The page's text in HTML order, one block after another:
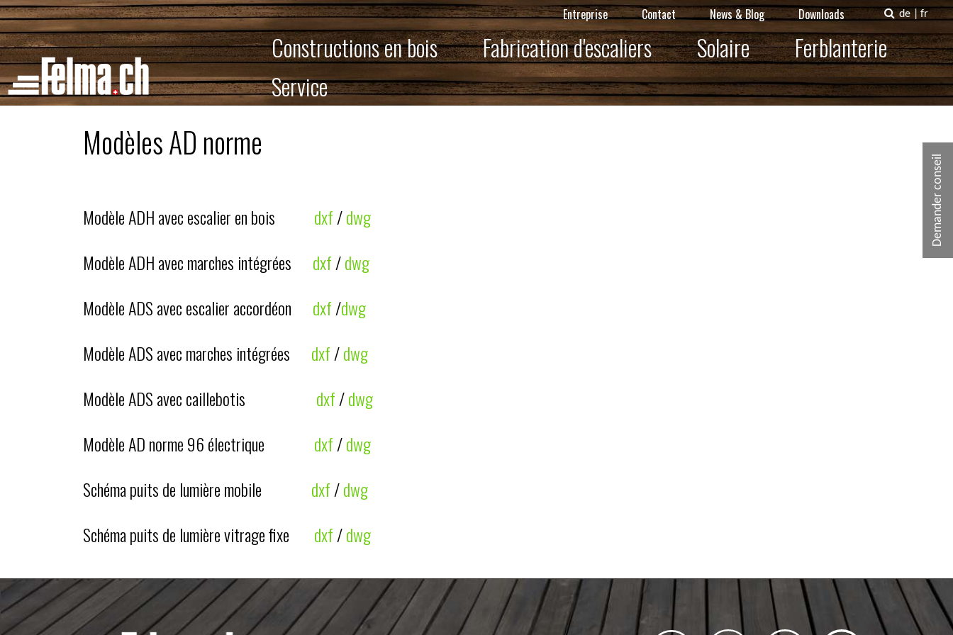
Entreprise Contact News & Blog Downloads de | fr
Constructions en bois Fabrication d'escaliers Solaire
Ferblanterie
Service
Modèles AD norme
Modèle ADH avec escalier en bois dxf/dwg
Modèle ADH avec marches intégrées dxf/dwg
Modèle ADS avec escalier accordéon dxf/dwg
Modèle ADS avec marches intégrées dxf/dwg
Modèle ADS avec caillebotis dxf/dwg
Modèle AD norme 96 électrique dxf/dwg
Schéma puits de lumière mobile dxf/dwg
Schéma puits de lumière vitrage fixe dxf/dwg
Demander conseil
Panneau de gestion des cookies